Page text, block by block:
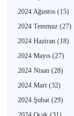
2024 Ağustos (15)
2024 Temmuz (27)
2024 Haziran (18)
2024 Mayıs (27)
2024 Nisan (28)
2024 Mart (32)
2024 Şubat (29)